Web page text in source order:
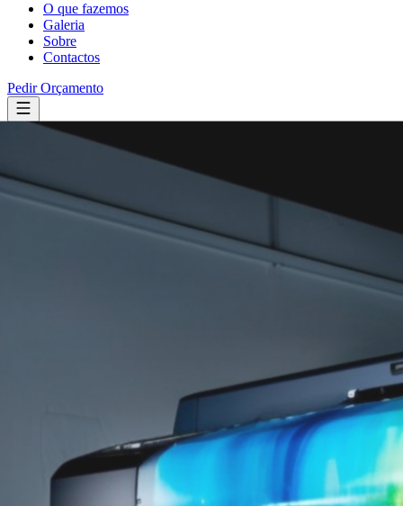
O que fazemos
Galeria
Sobre
Contactos
Pedir Orçamento